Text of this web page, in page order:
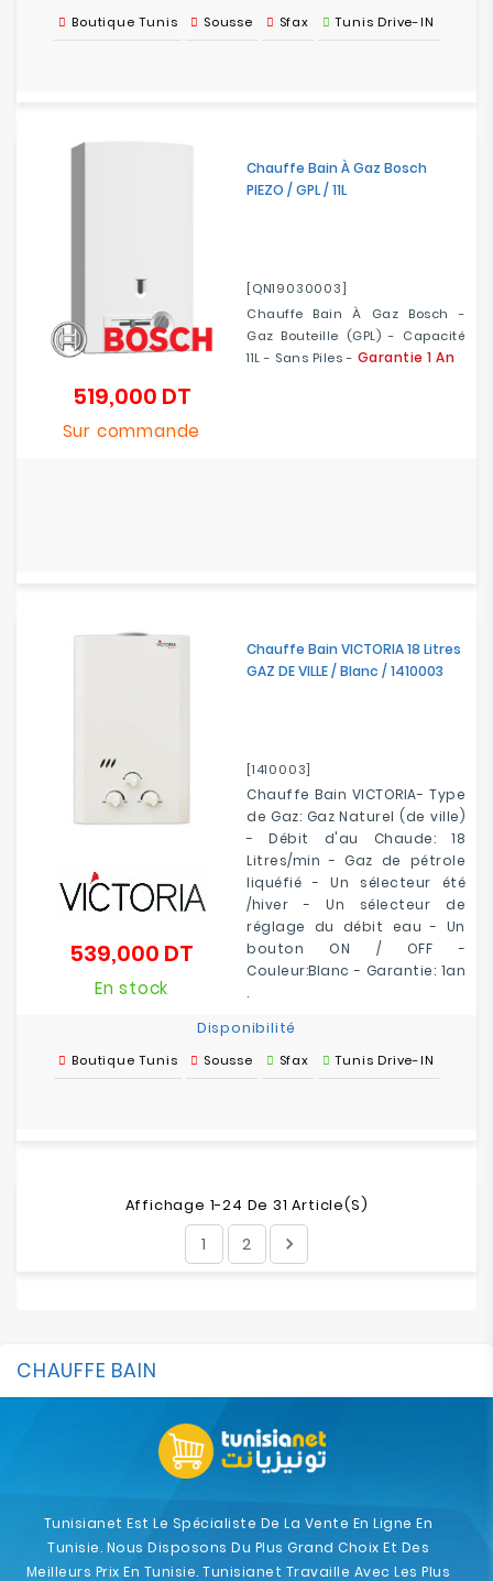
Boutique Tunis Sousse Sfax Tunis Drive-IN
Chauffe Bain À Gaz Bosch
PIEZO / GPL / 11L
[QN19030003]
Chauffe Bain À Gaz Bosch -
Gaz Bouteille (GPL) - Capacité
11L - Sans Piles - Garantie 1 An
519,000 DTPrix
Sur commande
Chauffe Bain VICTORIA 18 Litres
GAZ DE VILLE / Blanc / 1410003
[1410003]
Chauffe Bain VICTORIA- Type
de Gaz: Gaz Naturel (de ville)
- Débit d'au Chaude: 18
Litres/min - Gaz de pétrole
liquéfié - Un sélecteur été
/hiver - Un sélecteur de
réglage du débit eau - Un
bouton ON / OFF -
Couleur:Blanc - Garantie: 1an
.
539,000 DT
En stock
Disponibilité
Boutique Tunis Sousse Sfax Tunis Drive-IN
Affichage 1-24 De 31 Article(s)
1 2 
CHAUFFE BAIN
Tunisianet Est Le Spécialiste De La Vente En Ligne En
Tunisie. Nous Disposons Du Plus Grand Choix Et Des
Meilleurs Prix En Tunisie. Tunisianet Travaille Avec Les Plus